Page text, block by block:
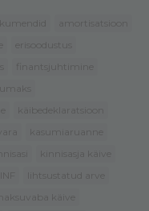
amortisatsioon
erisoodustus
finantsjuhtimine
käibedeklaratsioon
kasumiaruanne
kinnisasja käive
lihtsustatud arve
maksuvaba käive